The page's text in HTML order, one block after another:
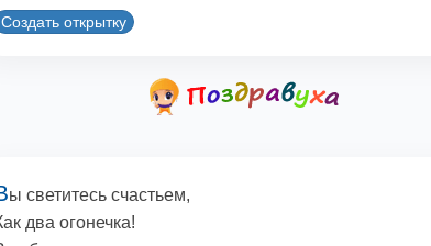
Создать открытку
ы светитесь счастьем,
два огонечка!